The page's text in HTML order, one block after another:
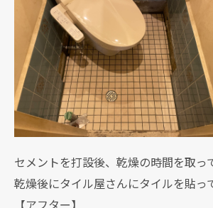
セメントを打設後、乾燥の時間を取っ
乾燥後にタイル屋さんにタイルを貼っ
【アフター】